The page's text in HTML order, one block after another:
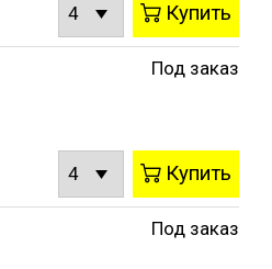
Купить
Под заказ
Купить
Под заказ